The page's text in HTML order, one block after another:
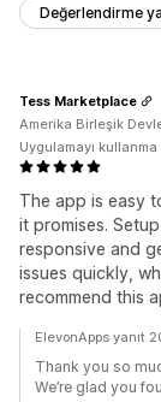
Değerlendirme
The app is easy
it promises.
responsive and
issues quickly,
recommend this
Tess Marketplace
Amerika Birleşik
Uygulamayı
ElevonApps yanıt
Thank you so
We’re glad you